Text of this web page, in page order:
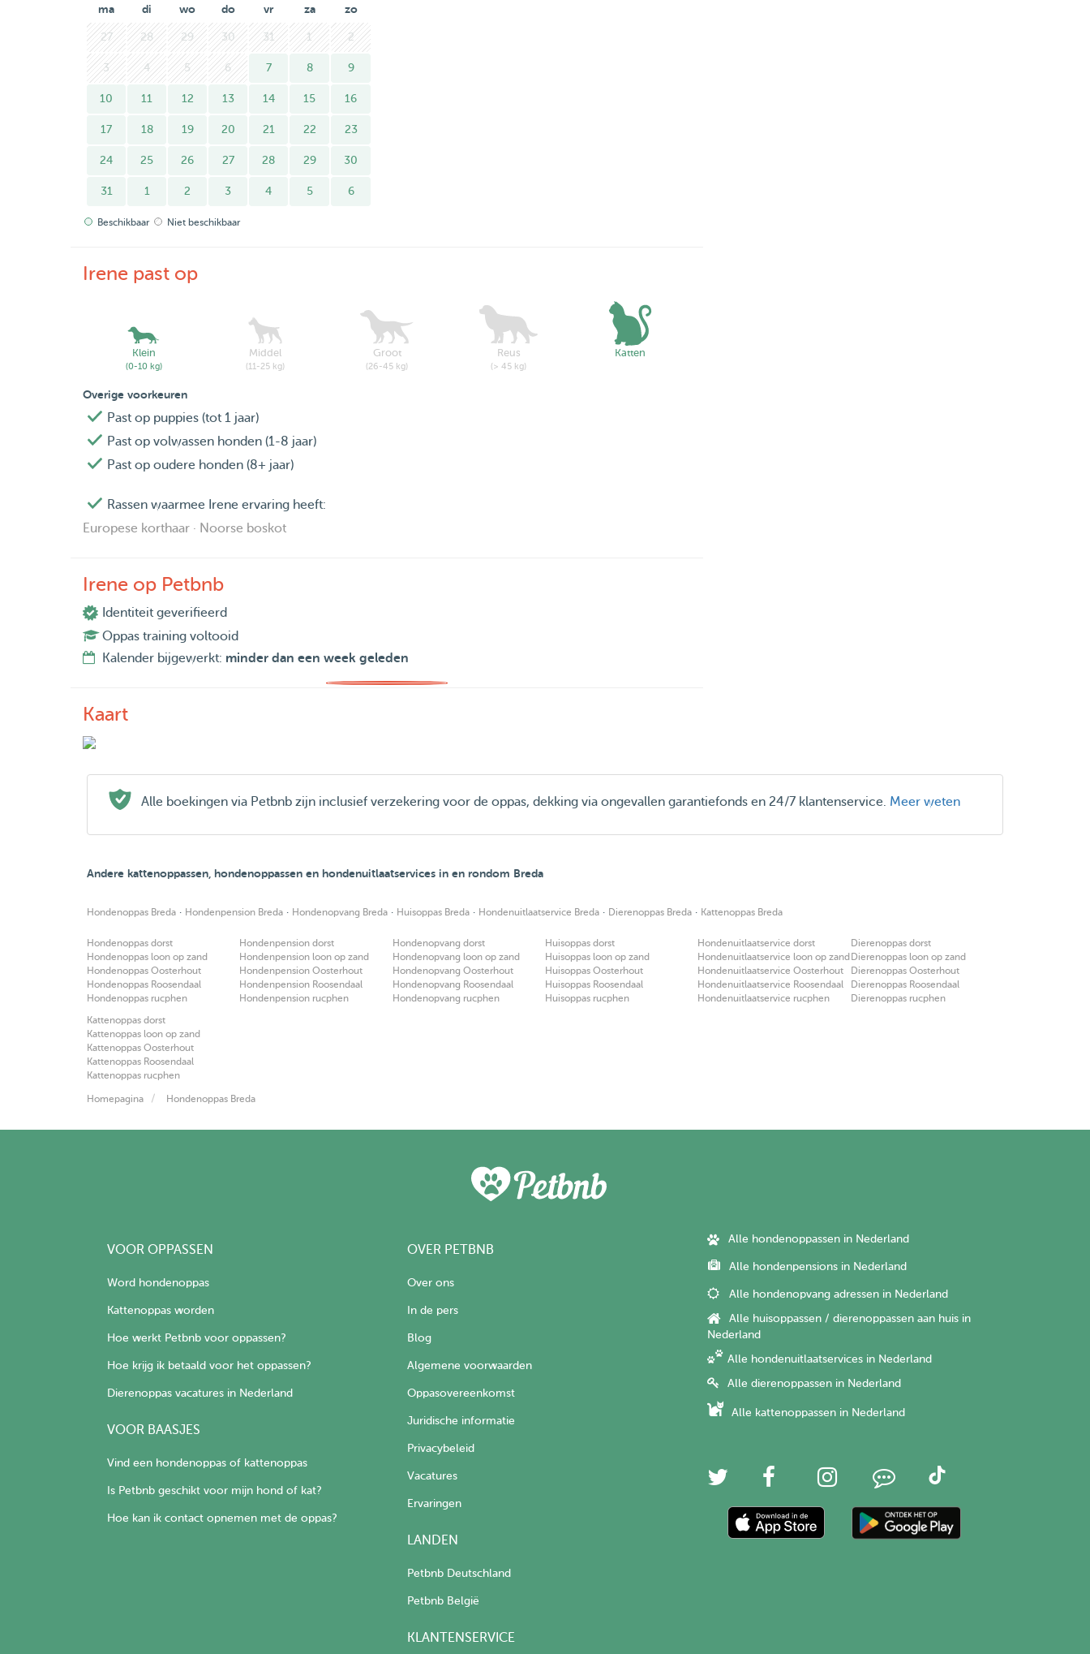
ma di wo do vr za zo
27 28 29 30 31 1 2
3 4 5 6 7 8 9
10 11 12 13 14 15 16
17 18 19 20 21 22 23
24 25 26 27 28 29 30
31 1 2 3 4 5 6
Beschikbaar Niet beschikbaar
Irene past op
Klein
(0-10 kg)
Middel
(11-25 kg)
Groot
(26-45 kg)
Reus
(> 45 kg)
Katten
Overige voorkeuren
Past op puppies (tot 1 jaar)
Past op volwassen honden (1-8 jaar)
Past op oudere honden (8+ jaar)
Rassen waarmee Irene ervaring heeft:
Europese korthaar · Noorse boskot
Irene op Petbnb
Identiteit geverifieerd
Oppas training voltooid
Kalender bijgewerkt: minder dan een week geleden
Kaart
Alle boekingen via Petbnb zijn inclusief verzekering voor de oppas, dekking via ongevallen garantiefonds en 24/7 klantenservice. Meer weten
Andere kattenoppassen, hondenoppassen en hondenuitlaatservices in en rondom Breda
Hondenoppas Breda · Hondenpension Breda · Hondenopvang Breda · Huisoppas Breda · Hondenuitlaatservice Breda · Dierenoppas Breda · Kattenoppas Breda
Hondenoppas dorst
Hondenoppas loon op zand
Hondenoppas Oosterhout
Hondenoppas Roosendaal
Hondenoppas rucphen
Hondenpension dorst
Hondenpension loon op zand
Hondenpension Oosterhout
Hondenpension Roosendaal
Hondenpension rucphen
Hondenopvang dorst
Hondenopvang loon op zand
Hondenopvang Oosterhout
Hondenopvang Roosendaal
Hondenopvang rucphen
Huisoppas dorst
Huisoppas loon op zand
Huisoppas Oosterhout
Huisoppas Roosendaal
Huisoppas rucphen
Hondenuitlaatservice dorst
Hondenuitlaatservice loon op zand
Hondenuitlaatservice Oosterhout
Hondenuitlaatservice Roosendaal
Hondenuitlaatservice rucphen
Dierenoppas dorst
Dierenoppas loon op zand
Dierenoppas Oosterhout
Dierenoppas Roosendaal
Dierenoppas rucphen
Kattenoppas dorst
Kattenoppas loon op zand
Kattenoppas Oosterhout
Kattenoppas Roosendaal
Kattenoppas rucphen
Homepagina Hondenoppas Breda
VOOR OPPASSEN
Word hondenoppas
Kattenoppas worden
Hoe werkt Petbnb voor oppassen?
Hoe krijg ik betaald voor het oppassen?
Dierenoppas vacatures in Nederland
VOOR BAASJES
Vind een hondenoppas of kattenoppas
Is Petbnb geschikt voor mijn hond of kat?
Hoe kan ik contact opnemen met de oppas?
OVER PETBNB
Over ons
In de pers
Blog
Algemene voorwaarden
Oppasovereenkomst
Juridische informatie
Privacybeleid
Vacatures
Ervaringen
LANDEN
Petbnb Deutschland
Petbnb België
KLANTENSERVICE
Alle hondenoppassen in Nederland
Alle hondenpensions in Nederland
Alle hondenopvang adressen in Nederland
Alle huisoppassen / dierenoppassen aan huis in
Nederland
Alle hondenuitlaatservices in Nederland
Alle dierenoppassen in Nederland
Alle kattenoppassen in Nederland